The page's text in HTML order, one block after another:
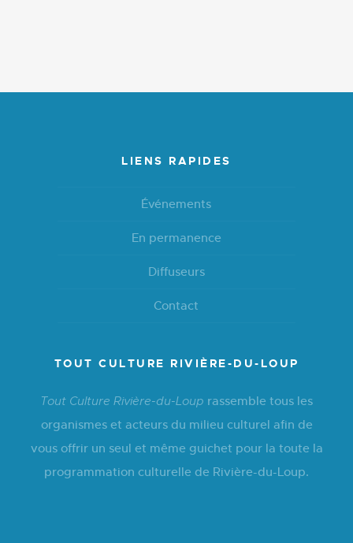
LIENS RAPIDES
Événements
En permanence
Diffuseurs
Contact
TOUT CULTURE RIVIÈRE-DU-LOUP
Tout Culture Rivière-du-Loup rassemble tous les
organismes et acteurs du milieu culturel afin de
vous offrir un seul et même guichet pour la toute la
programmation culturelle de Rivière-du-Loup.